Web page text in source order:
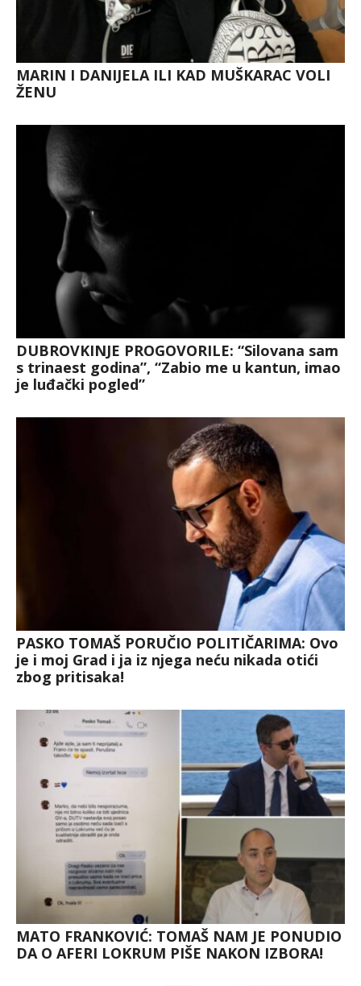
MARIN I DANIJELA ILI KAD MUŠKARAC VOLI
ŽENU
DUBROVKINJE PROGOVORILE: “Silovana sam
s trinaest godina”, “Zabio me u kantun, imao
je luđački pogled”
PASKO TOMAŠ PORUČIO POLITIČARIMA: Ovo
je i moj Grad i ja iz njega neću nikada otići
zbog pritisaka!
MATO FRANKOVIĆ: TOMAŠ NAM JE PONUDIO
DA O AFERI LOKRUM PIŠE NAKON IZBORA!